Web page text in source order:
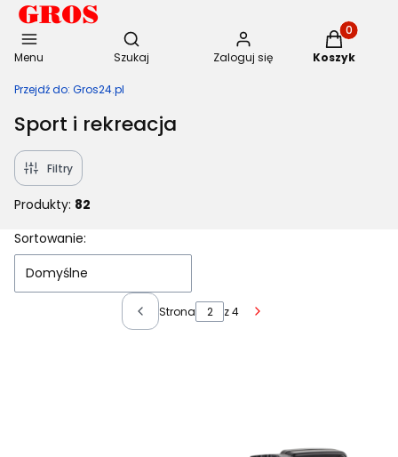
Menu
Otwórz wyszukiwarkę
Szukaj Zaloguj się
Produkty
Koszyk
Przejdź do: Gros24.pl
Sport i rekreacja
Filtry
Produkty: 82
Lista produktów
Sortowanie:
Domyślne
Poprzednie produkty
Strona z 4 Następne produkty